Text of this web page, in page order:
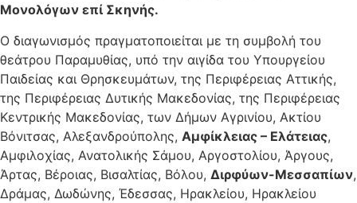
Μονολόγων επί Σκηνής.
Ο διαγωνισμός πραγματοποιείται με τη συμβολή του
θεάτρου Παραμυθίας, υπό την αιγίδα του Υπουργείου
Παιδείας και Θρησκευμάτων, της Περιφέρειας Αττικής,
της Περιφέρειας Δυτικής Μακεδονίας, της Περιφέρειας
Κεντρικής Μακεδονίας, των Δήμων Αγρινίου, Ακτίου
Βόνιτσας, Αλεξανδρούπολης, Αμφίκλειας – Ελάτειας,
Αμφιλοχίας, Ανατολικής Σάμου, Αργοστολίου, Άργους,
Άρτας, Βέροιας, Βισαλτίας, Βόλου, Διρφύων-Μεσσαπίων,
Δράμας, Δωδώνης, Έδεσσας, Ηρακλείου, Ηρακλείου